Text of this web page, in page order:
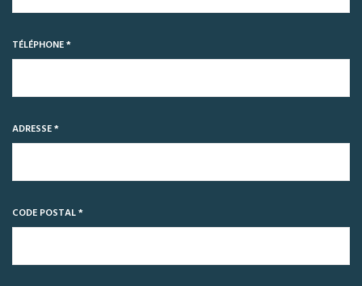
TÉLÉPHONE *
ADRESSE *
CODE POSTAL *